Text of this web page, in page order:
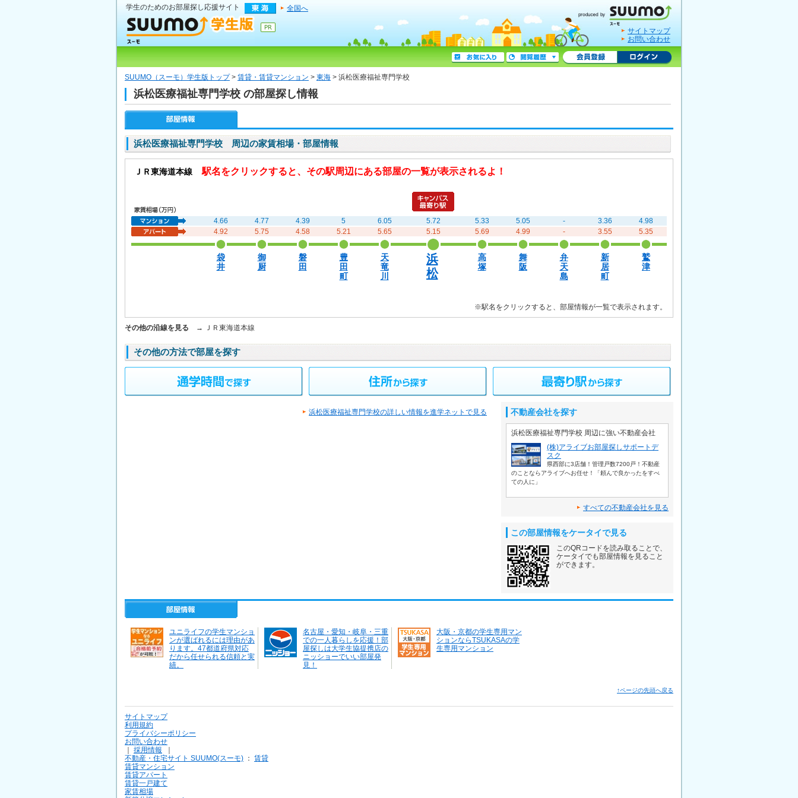
学生のためのお部屋探し応援サイト 全国へ
サイトマップ
お問い合わせ
SUUMO（スーモ）学生版トップ> 賃貸・賃貸マンション > 東海 > 浜松医療福祉専門学校
浜松医療福祉専門学校 の部屋探し情報
浜松医療福祉専門学校 周辺の家賃相場・部屋情報
ＪＲ東海道本線 駅名をクリックすると、その駅周辺にある部屋の一覧が表示されるよ！
4.66 4.77 4.39 5 6.05 5.72 5.33 5.05 - 3.36
4.98
4.92
5.75 4.58 5.21 5.65 5.15 5.69 4.99 - 3.55 5.35
袋
井
御
厨
磐
田
豊
田
町
天
竜
川
浜
松
高
塚
舞
阪
弁
天
島
新
居
町
鷲
津
※駅名をクリックすると、部屋情報が一覧で表示されます。
その他の沿線を見る → ＪＲ東海道本線
その他の方法で部屋を探す
浜松医療福祉専門学校の詳しい情報を進学ネットで見る 不動産会社を探す
浜松医療福祉専門学校 周辺に強い不動産会社
(株)アライブお部屋探しサポートデ
スク
県西部に3店舗！管理戸数7200戸！不動産
のことならアライブへお任せ！「頼んで良かったをすべ
ての人に」
すべての不動産会社を見る
この部屋情報をケータイで見る
このQRコードを読み取ることで、
ケータイでも部屋情報を見ること
ができます。
ユニライフの学生マンショ
ンが選ばれるには理由があ
ります。47都道府県対応
だから任せられる信頼と実
績。
名古屋・愛知・岐阜・三重
での一人暮らしを応援！部
屋探しは大学生協提携店の
ニッショーでいい部屋発
見！
大阪・京都の学生専用マン
ションならTSUKASAの学
生専用マンション
↑ページの先頭へ戻る
サイトマップ
利用規約
プライバシーポリシー
お問い合わせ
採用情報
不動産・住宅サイト SUUMO(スーモ) ： 賃貸
賃貸マンション
賃貸アパート
賃貸一戸建て
家賃相場